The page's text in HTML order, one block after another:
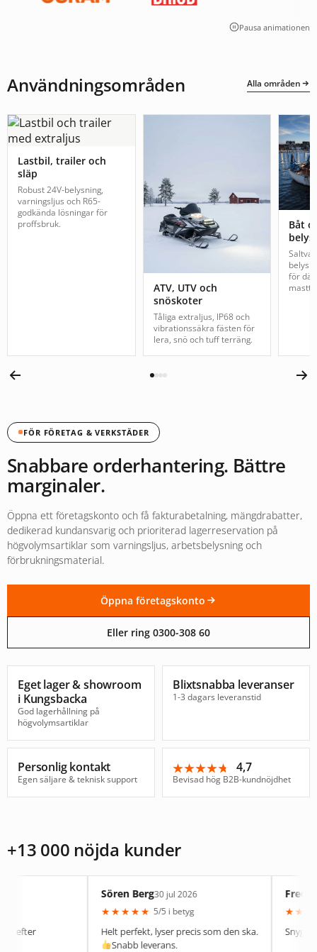
Pausa animationen
Användningsområden Alla områden
Lastbil, trailer och
släp
Robust 24V-belysning,
varningsljus och R65-
godkända lösningar för
proffsbruk.
ATV, UTV och
snöskoter
Tåliga extraljus, IP68 och
vibrationssäkra fästen för
lera, snö och tuff terräng.
Båt
för
FÖR FÖRETAG & VERKSTÄDER
Snabbare orderhantering. Bättre
marginaler.
Öppna ett företagskonto och få fakturabetalning, mängdrabatter,
dedikerad kundansvarig och prioriterad lagerreservation på
högvolymsartiklar som varningsljus, arbetsbelysning och
förbrukningsmaterial.
Öppna företagskonto
Eller ring 0300-308 60
Eget lager & showroom
i Kungsbacka
God lagerhållning på
högvolymsartiklar
Blixtsnabba leveranser
1-3 dagars leveranstid
Personlig kontakt
Egen säljare & teknisk support
★★★★★
★★★★★ 4,7
Bevisad hög B2B-kundnöjdhet
+13 000 nöjda kunder
Sören Berg30 jul 2026
★★ 5/5 i betyg
Helt perfekt, lyser precis som den ska.
Snabb leverans.
Fredrik Söder
★★ 5/5
Snygg hoodie